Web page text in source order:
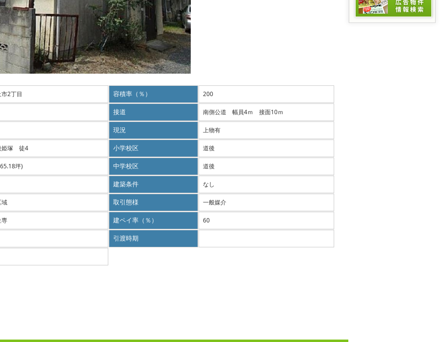
2丁目 容積率（％） 200
接道 南側公道 幅員4ｍ 接面10ｍ
現況 上物有
塚 徒4 小学校区 道後
坪) 中学校区 道後
建築条件 なし
域 取引態様 一般媒介
専 建ペイ率（％） 60
引渡時期